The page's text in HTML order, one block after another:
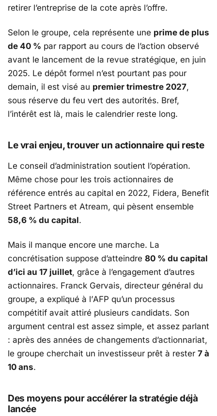
retirer l’entreprise de la cote après l’offre.
Selon le groupe, cela représente une prime de plus
de 40 % par rapport au cours de l’action observé
avant le lancement de la revue stratégique, en juin
2025. Le dépôt formel n’est pourtant pas pour
demain, il est visé au premier trimestre 2027,
sous réserve du feu vert des autorités. Bref,
l’intérêt est là, mais le calendrier reste long.
Le vrai enjeu, trouver un actionnaire qui reste
Le conseil d’administration soutient l’opération.
Même chose pour les trois actionnaires de
référence entrés au capital en 2022, Fidera, Benefit
Street Partners et Atream, qui pèsent ensemble
58,6 % du capital.
Mais il manque encore une marche. La
concrétisation suppose d’atteindre 80 % du capital
d’ici au 17 juillet, grâce à l’engagement d’autres
actionnaires. Franck Gervais, directeur général du
groupe, a expliqué à l’AFP qu’un processus
compétitif avait attiré plusieurs candidats. Son
argument central est assez simple, et assez parlant
: après des années de changements d’actionnariat,
le groupe cherchait un investisseur prêt à rester 7 à
10 ans.
Des moyens pour accélérer la stratégie déjà
lancée